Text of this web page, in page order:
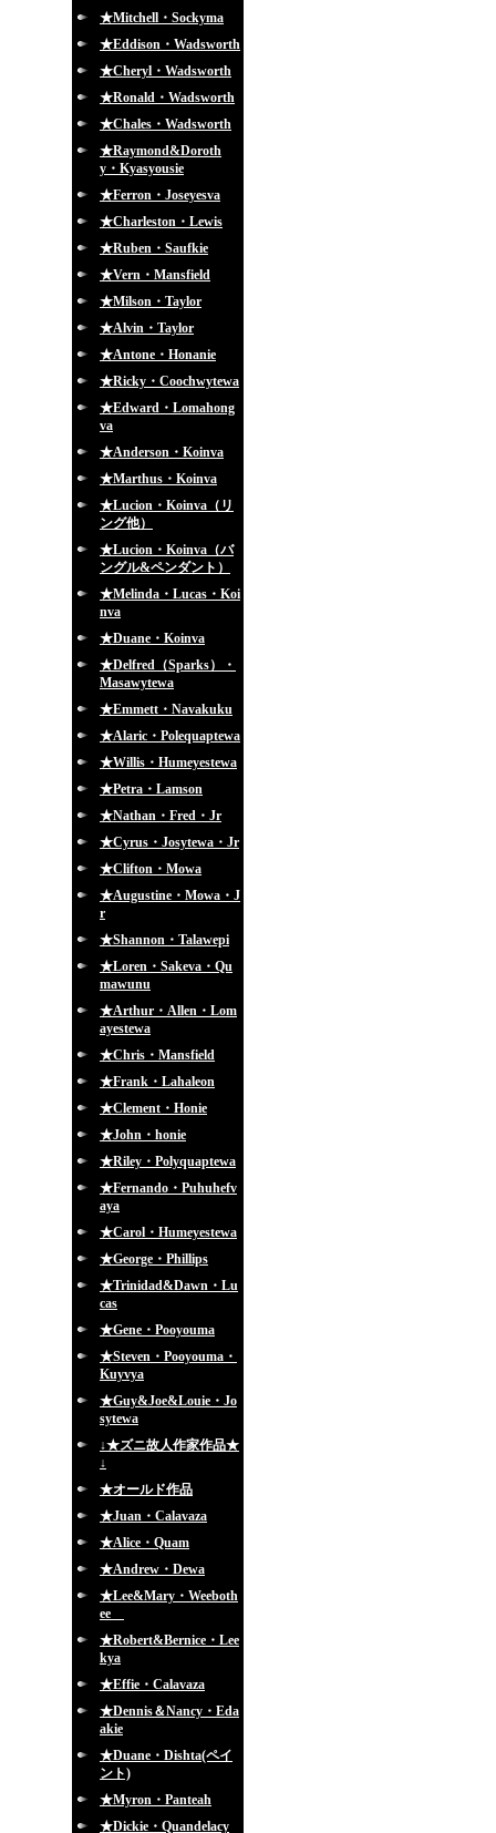
★Mitchell・Sockyma
★Eddison・Wadsworth
★Cheryl・Wadsworth
★Ronald・Wadsworth
★Chales・Wadsworth
★Raymond&Doroth
y・Kyasyousie
★Ferron・Joseyesva
★Charleston・Lewis
★Ruben・Saufkie
★Vern・Mansfield
★Milson・Taylor
★Alvin・Taylor
★Antone・Honanie
★Ricky・Coochwytewa
★Edward・Lomahong
va
★Anderson・Koinva
★Marthus・Koinva
★Lucion・Koinva（リ
ング他）
★Lucion・Koinva（バ
ングル&ペンダント）
★Melinda・Lucas・Koi
nva
★Duane・Koinva
★Delfred（Sparks）・
Masawytewa
★Emmett・Navakuku
★Alaric・Polequaptewa
★Willis・Humeyestewa
★Petra・Lamson
★Nathan・Fred・Jr
★Cyrus・Josytewa・Jr
★Clifton・Mowa
★Augustine・Mowa・J
r
★Shannon・Talawepi
★Loren・Sakeva・Qu
mawunu
★Arthur・Allen・Lom
ayestewa
★Chris・Mansfield
★Frank・Lahaleon
★Clement・Honie
★John・honie
★Riley・Polyquaptewa
★Fernando・Puhuhefv
aya
★Carol・Humeyestewa
★George・Phillips
★Trinidad&Dawn・Lu
cas
★Gene・Pooyouma
★Steven・Pooyouma・
Kuyvya
★Guy&Joe&Louie・Jo
sytewa
↓★ズニ故人作家作品★
↓
★オールド作品
★Juan・Calavaza
★Alice・Quam
★Andrew・Dewa
★Lee&Mary・Weeboth
ee
★Robert&Bernice・Lee
kya
★Effie・Calavaza
★Dennis＆Nancy・Eda
akie
★Duane・Dishta(ペイ
ント)
★Myron・Panteah
★Dickie・Quandelacy